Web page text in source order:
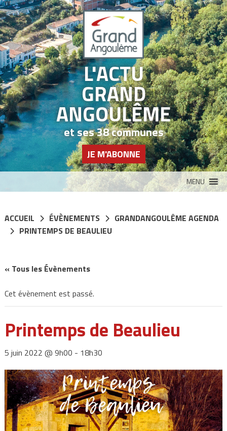
L'ACTU
GRAND
ANGOULÊME
et ses 38 communes
JE M'ABONNE
MENU
ACCUEIL ÉVÈNEMENTS
GRANDANGOULÊME AGENDA
PRINTEMPS DE BEAULIEU
« Tous les Évènements
Cet évènement est passé.
Printemps de Beaulieu
5 juin 2022 @ 9h00 - 18h30
Panneau de gestion des cookies